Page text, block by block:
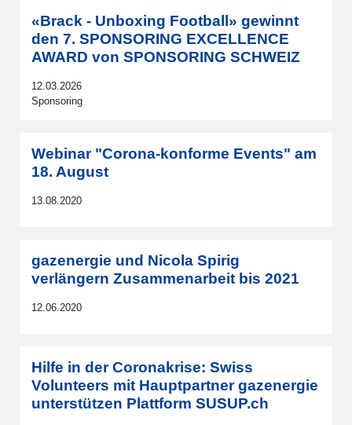
«Brack - Unboxing Football» gewinnt
den 7. SPONSORING EXCELLENCE
AWARD von SPONSORING SCHWEIZ
12.03.2026
Sponsoring
Webinar "Corona-konforme Events" am
18. August
13.08.2020
gazenergie und Nicola Spirig
verlängern Zusammenarbeit bis 2021
12.06.2020
Hilfe in der Coronakrise: Swiss
Volunteers mit Hauptpartner gazenergie
unterstützen Plattform SUSUP.ch